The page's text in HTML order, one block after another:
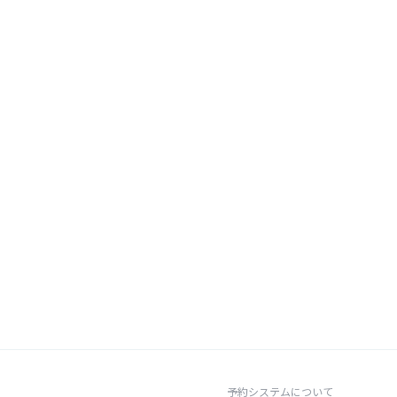
予約システムについて